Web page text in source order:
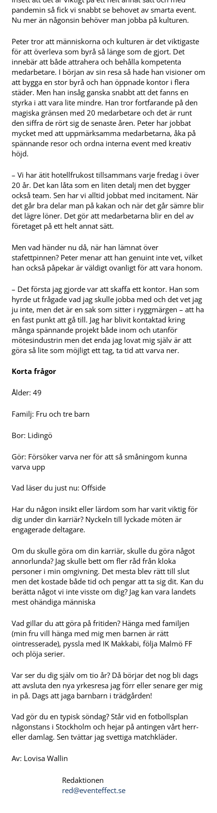
pandemin så fick vi snabbt se behovet av smarta event.
Nu mer än någonsin behöver man jobba på kulturen.
Peter tror att människorna och kulturen är det viktigaste
för att överleva som byrå så länge som de gjort. Det
innebär att både attrahera och behålla kompetenta
medarbetare. I början av sin resa så hade han visioner om
att bygga en stor byrå och han öppnade kontor i flera
städer. Men han insåg ganska snabbt att det fanns en
styrka i att vara lite mindre. Han tror fortfarande på den
magiska gränsen med 20 medarbetare och det är runt
den siffra de rört sig de senaste åren. Peter har jobbat
mycket med att uppmärksamma medarbetarna, åka på
spännande resor och ordna interna event med kreativ
höjd.
– Vi har ätit hotellfrukost tillsammans varje fredag i över
20 år. Det kan låta som en liten detalj men det bygger
också team. Sen har vi alltid jobbat med incitament. När
det går bra delar man på kakan och när det går sämre blir
det lägre löner. Det gör att medarbetarna blir en del av
företaget på ett helt annat sätt.
Men vad händer nu då, när han lämnat över
stafettpinnen? Peter menar att han genuint inte vet, vilket
han också påpekar är väldigt ovanligt för att vara honom.
– Det första jag gjorde var att skaffa ett kontor. Han som
hyrde ut frågade vad jag skulle jobba med och det vet jag
ju inte, men det är en sak som sitter i ryggmärgen – att ha
en fast punkt att gå till. Jag har blivit kontaktad kring
många spännande projekt både inom och utanför
mötesindustrin men det enda jag lovat mig själv är att
göra så lite som möjligt ett tag, ta tid att varva ner.
Korta frågor
Ålder: 49
Familj: Fru och tre barn
Bor: Lidingö
Gör: Försöker varva ner för att så småningom kunna
varva upp
Vad läser du just nu: Offside
Har du någon insikt eller lärdom som har varit viktig för
dig under din karriär? Nyckeln till lyckade möten är
engagerade deltagare.
Om du skulle göra om din karriär, skulle du göra något
annorlunda? Jag skulle bett om fler råd från kloka
personer i min omgivning. Det mesta blev rätt till slut
men det kostade både tid och pengar att ta sig dit. Kan du
berätta något vi inte visste om dig? Jag kan vara landets
mest ohändiga människa
Vad gillar du att göra på fritiden? Hänga med familjen
(min fru vill hänga med mig men barnen är rätt
ointresserade), pyssla med IK Makkabi, följa Malmö FF
och plöja serier.
Var ser du dig själv om tio år? Då börjar det nog bli dags
att avsluta den nya yrkesresa jag förr eller senare ger mig
in på. Dags att jaga barnbarn i trädgården!
Vad gör du en typisk söndag? Står vid en fotbollsplan
någonstans i Stockholm och hejar på antingen vårt herr-
eller damlag. Sen tvättar jag svettiga matchkläder.
Av: Lovisa Wallin
Redaktionen
red@eventeffect.se